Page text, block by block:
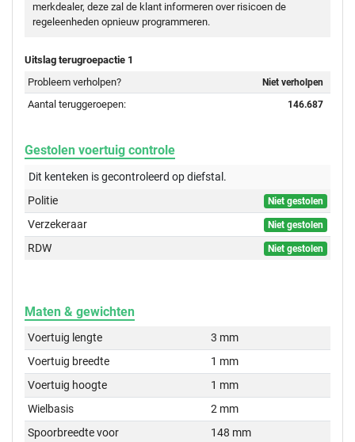
merkdealer, deze zal de klant informeren over risicoen de
regeleenheden opnieuw programmeren.
Uitslag terugroepactie 1
Probleem verholpen?
Niet verholpen
Aantal teruggeroepen: 146.687
Gestolen voertuig controle
Dit kenteken is gecontroleerd opdiefstal.
Politie
Niet gestolen
Verzekeraar Niet gestolen
RDW Niet gestolen
Maten & gewichten
Voertuig lengte
3 mm
Voertuig breedte
1 mm
Voertuig hoogte
1 mm
Wielbasis
2 mm
Spoorbreedte voor
148 mm